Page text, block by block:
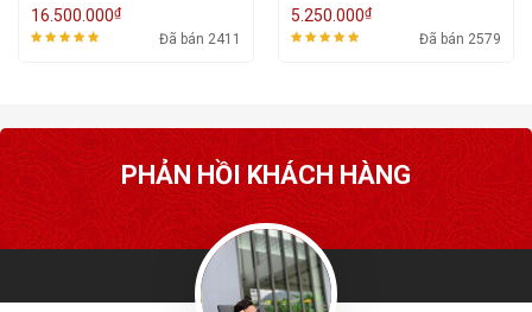
16.500.000₫
Đã bán 2411
5.250.000₫
Đã bán 2579
PHẢN HỒI KHÁCH HÀNG